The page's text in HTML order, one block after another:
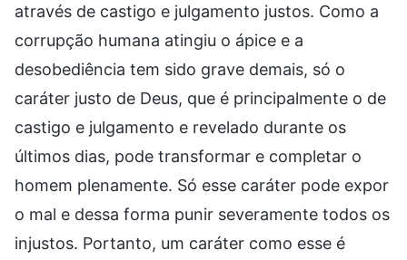
através de castigo e julgamento justos. Como a
corrupção humana atingiu o ápice e a
desobediência tem sido grave demais, só o
caráter justo de Deus, que é principalmente o de
castigo e julgamento e revelado durante os
últimos dias, pode transformar e completar o
homem plenamente. Só esse caráter pode expor
o mal e dessa forma punir severamente todos os
injustos. Portanto, um caráter como esse é